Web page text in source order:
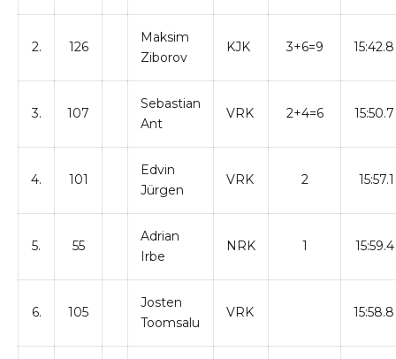
2. 126
Maksim
Ziborov
KJK 3+6=9 15:42.8
3. 107
Sebastian
Ant
VRK 2+4=6 15:50.7
4. 101
Edvin
Jürgen
VRK 2 15:57.1
5. 55
Adrian
Irbe
NRK 1 15:59.4
6. 105
Josten
Toomsalu
VRK 15:58.8